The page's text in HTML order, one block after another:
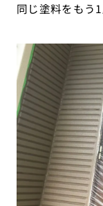
同じ塗料をもう1